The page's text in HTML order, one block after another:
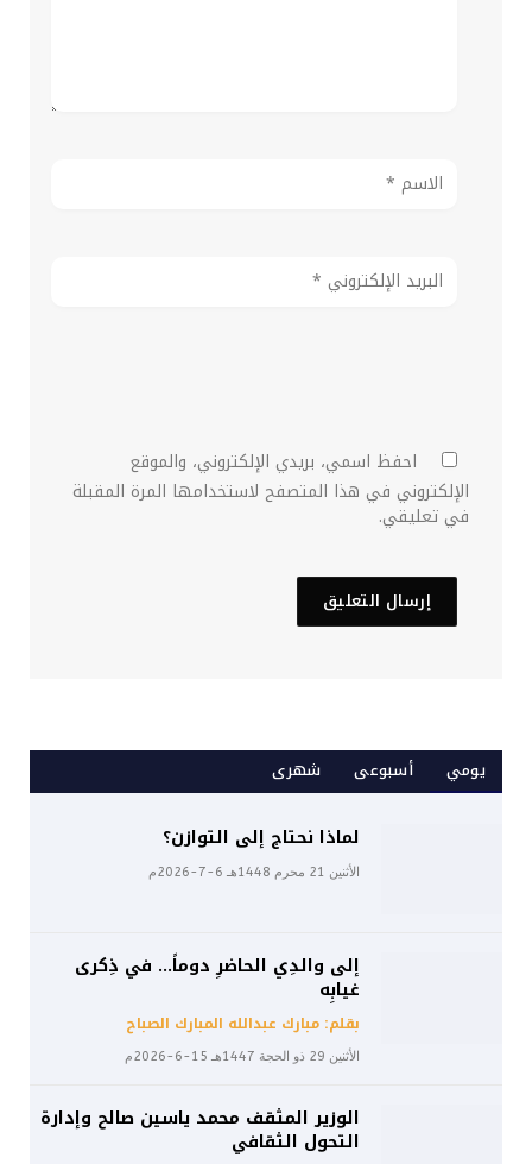
احفظ اسمي، بريدي الإلكتروني، والموقع
الإلكتروني في هذا المتصفح لاستخدامها المرة المقبلة
في تعليقي.
يومي أسبوعى شهرى
لماذا نحتاج إلى التوازن؟
الأثنين 21 محرم 1448هـ 6-7-2026م
إلى والدِي الحاضرِ دوماً… في ذِكرى
غيابِه
بقلم: مبارك عبدالله المبارك الصباح
الأثنين 29 ذو الحجة 1447هـ 15-6-2026م
الوزير المثقف محمد ياسين صالح وإدارة
التحول الثقافي